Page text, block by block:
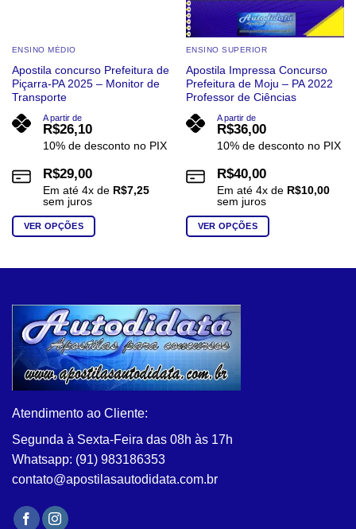
ENSINO MÉDIO
Apostila concurso Prefeitura de
Piçarra-PA 2025 – Monitor de
Transporte
A partir de
R$26,10
10% de desconto no PIX
R$29,00
Em até 4x de R$7,25
sem juros
VER OPÇÕES
variantes.
As
opções
podem
ser
na
do
produto
ENSINO SUPERIOR
Apostila Impressa Concurso
Prefeitura de Moju – PA 2022
Professor de Ciências
A partir de
R$36,00
10% de desconto no PIX
R$40,00
Em até 4x de R$10,00
sem juros
VER OPÇÕES
variantes.
As
opções
podem
ser
do
Atendimento ao Cliente:
Segunda à Sexta-Feira das 08h às 17h
Whatsapp: (91) 983186353
contato@apostilasautodidata.com.br